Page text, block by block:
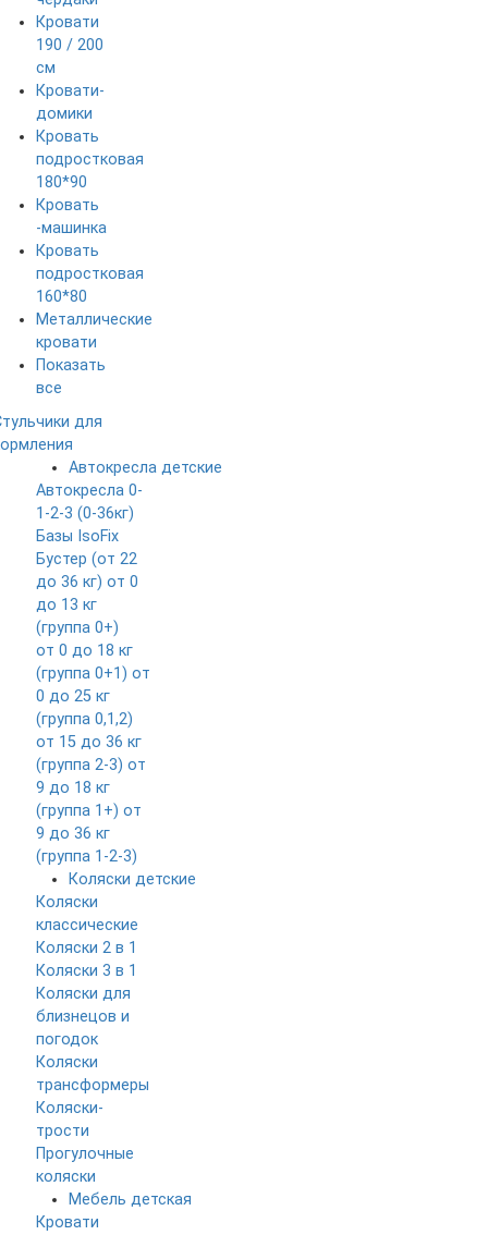
Кровати
190 / 200
см
Кровати-
домики
Кровать
подростковая
180*90
Кровать
-машинка
Кровать
подростковая
160*80
Металлические
кровати
Показать
все
для
Автокресла детские
Автокресла 0-
1-2-3 (0-36кг)
Базы IsoFix
Бустер (от 22
до 36 кг) от 0
до 13 кг
(группа 0+)
от 0 до 18 кг
(группа 0+1) от
0 до 25 кг
(группа 0,1,2)
от 15 до 36 кг
(группа 2-3) от
9 до 18 кг
(группа 1+) от
9 до 36 кг
(группа 1-2-3)
Коляски детские
Коляски
классические
Коляски 2 в 1
Коляски 3 в 1
Коляски для
близнецов и
погодок
Коляски
трансформеры
Коляски-
трости
Прогулочные
коляски
Мебель детская
Кровати